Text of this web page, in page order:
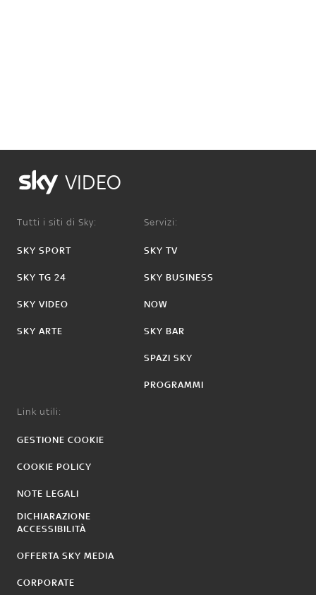
VIDEO
Tutti i siti di Sky:
SKY SPORT
SKY TG 24
SKY VIDEO
SKY ARTE
Servizi:
SKY TV
SKY BUSINESS
NOW
SKY BAR
SPAZI SKY
PROGRAMMI
Link utili:
GESTIONE COOKIE
COOKIE POLICY
NOTE LEGALI
DICHIARAZIONE
ACCESSIBILITÀ
OFFERTA SKY MEDIA
CORPORATE